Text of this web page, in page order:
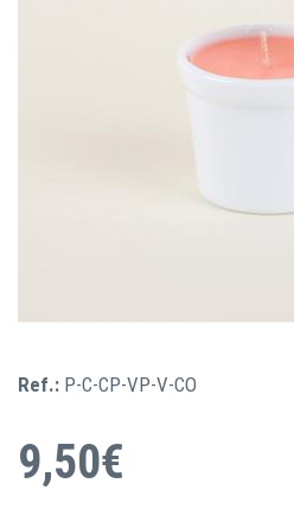
Ref.: P-C-CP-VP-V-CO
9,50€